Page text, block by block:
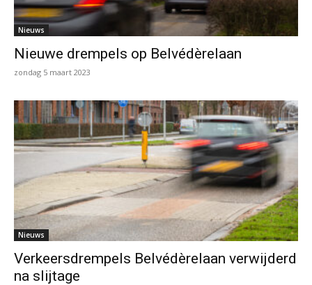
Nieuws
Nieuwe drempels op Belvédèrelaan
zondag 5 maart 2023
Nieuws
Verkeersdrempels Belvédèrelaan verwijderd
na slijtage